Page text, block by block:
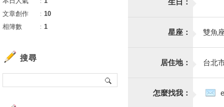
生日：
星座： 雙魚
居住地： 台北
怎麼找我：
文章創作
： 10
相簿數
： 1
搜尋